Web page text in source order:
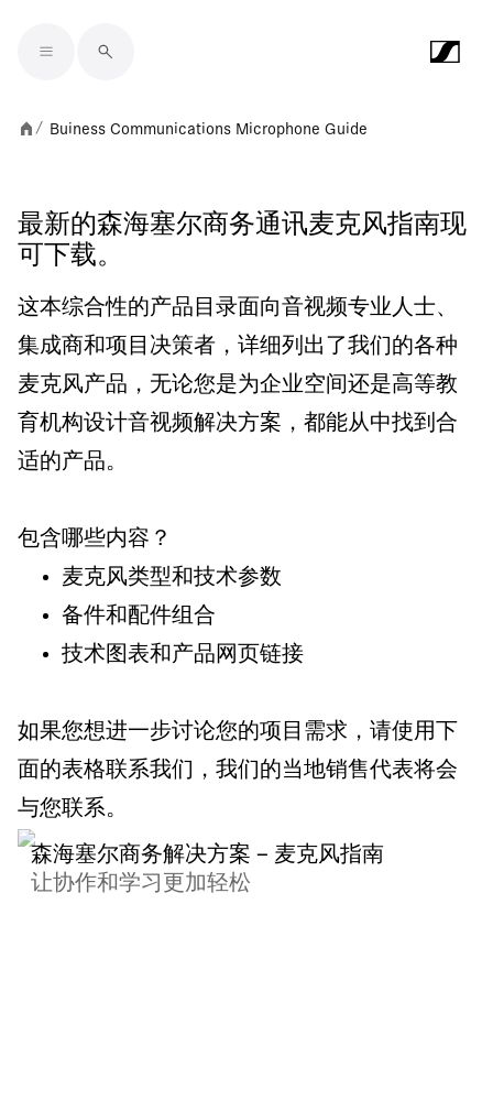
/ Buiness Communications Microphone Guide
最新的森海塞尔商务通讯麦克风指南现
可下载。
这本综合性的产品目录面向音视频专业人士、
集成商和项目决策者，详细列出了我们的各种
麦克风产品，无论您是为企业空间还是高等教
育机构设计音视频解决方案，都能从中找到合
适的产品。
包含哪些内容？
麦克风类型和技术参数
备件和配件组合
技术图表和产品网页链接
如果您想进一步讨论您的项目需求，请使用下
面的表格联系我们，我们的当地销售代表将会
与您联系。
森海塞尔商务解决方案 – 麦克风指南
让协作和学习更加轻松